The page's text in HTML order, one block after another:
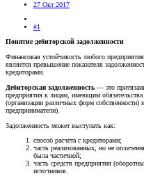
27 Окт 2017
#1
Понятие дебиторской задолженности
Финансовая устойчивость любого
является превышение показателя
кредиторами.
Дебиторская задолженность — это
предприятия к лицам, имеющим
(организации различных форм
предприниматели).
Задолженность может выступать как:
способ расчёта с кредиторами;
часть реализованных, но не
была частичной;
часть средств предприятия
источников.